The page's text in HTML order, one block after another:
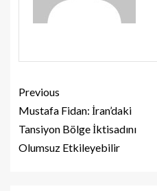
Previous
Mustafa Fidan: İran’daki
Tansiyon Bölge İktisadını
Olumsuz Etkileyebilir